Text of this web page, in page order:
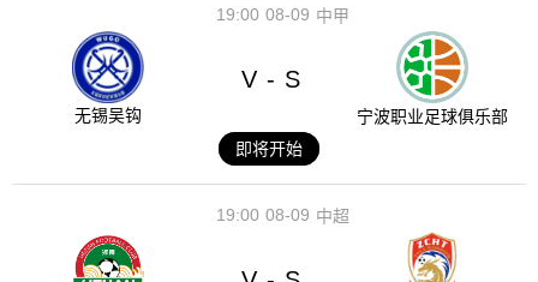
08-09
19:00 中甲
无锡吴钩
V - S
宁波职业足球俱乐部
即将开始
08-09
19:00 中超